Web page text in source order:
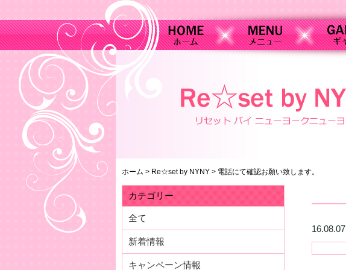
ホーム > Re☆set by NYNY > 電話にて確認お願い致します。
16.08.07
カテゴリー
全て
新着情報
キャンペーン情報